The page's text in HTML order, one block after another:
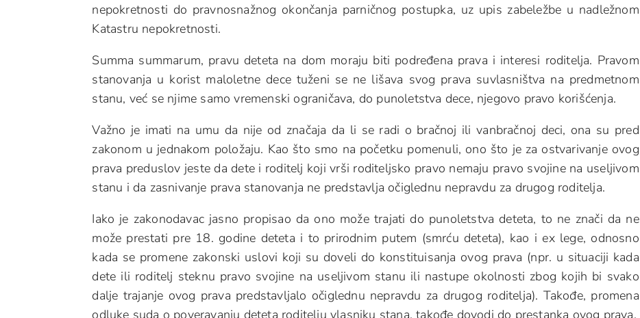
nepokretnosti do pravnosnažnog okončanja parničnog postupka, uz upis zabeležbe u nadležnom
Katastru nepokretnosti.
Summa summarum, pravu deteta na dom moraju biti podređena prava i interesi roditelja. Pravom
stanovanja u korist maloletne dece tuženi se ne lišava svog prava suvlasništva na predmetnom
stanu, već se njime samo vremenski ograničava, do punoletstva dece, njegovo pravo korišćenja.
Važno je imati na umu da nije od značaja da li se radi o bračnoj ili vanbračnoj deci, ona su pred
zakonom u jednakom položaju. Kao što smo na početku pomenuli, ono što je za ostvarivanje ovog
prava preduslov jeste da dete i roditelj koji vrši roditeljsko pravo nemaju pravo svojine na useljivom
stanu i da zasnivanje prava stanovanja ne predstavlja očiglednu nepravdu za drugog roditelja.
Iako je zakonodavac jasno propisao da ono može trajati do punoletstva deteta, to ne znači da ne
može prestati pre 18. godine deteta i to prirodnim putem (smrću deteta), kao i ex lege, odnosno
kada se promene zakonski uslovi koji su doveli do konstituisanja ovog prava (npr. u situaciji kada
dete ili roditelj steknu pravo svojine na useljivom stanu ili nastupe okolnosti zbog kojih bi svako
dalje trajanje ovog prava predstavljalo očiglednu nepravdu za drugog roditelja). Takođe, promena